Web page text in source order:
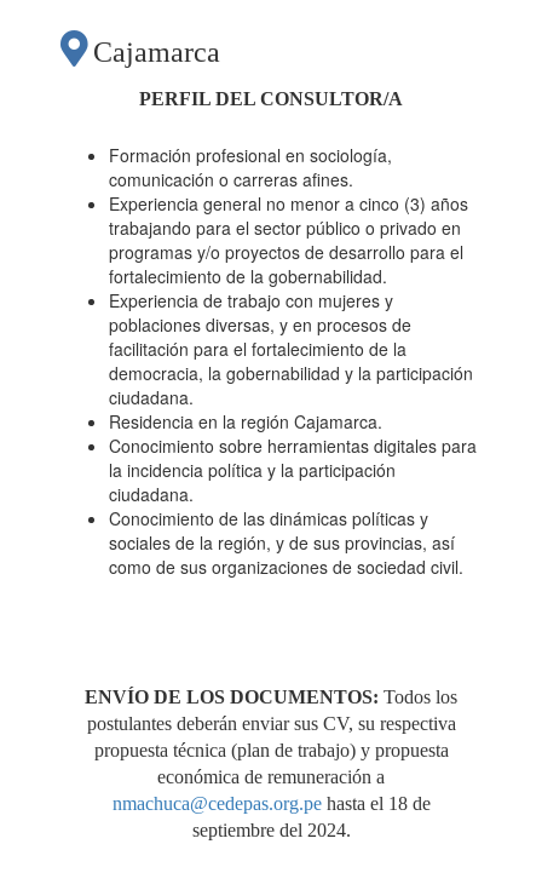
DIRIGIDO A
MUJERES Y
POBLACIONES
DIVERSAS DE LA
REGIÓN
CAJAMARCA, EN EL
MARCO DEL
CONVERSA”"
Cajamarca
PERFIL DEL CONSULTOR/A
Formación profesional en sociología,
comunicación o carreras afines.
Experiencia general no menor a cinco (3) años
trabajando para el sector público o privado en
programas y/o proyectos de desarrollo para el
fortalecimiento de la gobernabilidad.
Experiencia de trabajo con mujeres y
poblaciones diversas, y en procesos de
facilitación para el fortalecimiento de la
democracia, la gobernabilidad y la participación
ciudadana.
Residencia en la región Cajamarca.
Conocimiento sobre herramientas digitales para
la incidencia política y la participación
ciudadana.
Conocimiento de las dinámicas políticas y
sociales de la región, y de sus provincias, así
como de sus organizaciones de sociedad civil.
ENVÍO DE LOS DOCUMENTOS: Todos los
postulantes deberán enviar sus CV, su respectiva
propuesta técnica (plan de trabajo) y propuesta
económica de remuneración a
nmachuca@cedepas.org.pehasta el 18 de
septiembre del 2024.